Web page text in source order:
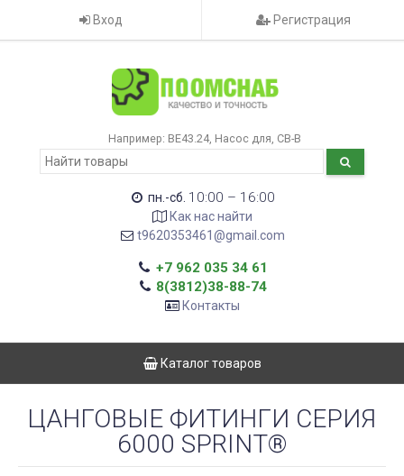
Вход Регистрация
Например: ВЕ43.24 Насос для CB-B
пн.-сб. 10:00 – 16:00
Как нас найти
t9620353461@gmail.com
+7 962 035 34 61
8(3812)38-88-74
Контакты
Каталог товаров
ЦАНГОВЫЕ ФИТИНГИ СЕРИЯ
6000 SPRINT®